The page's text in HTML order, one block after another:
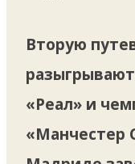
Вторую
«Реал» и
«Манчестер